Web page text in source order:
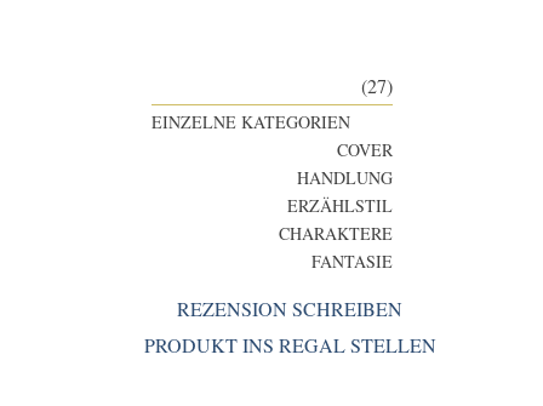
(27)
EINZELNE KATEGORIEN
COVER
HANDLUNG
ERZÄHLSTIL
CHARAKTERE
FANTASIE
REZENSION SCHREIBEN
PRODUKT INS REGAL STELLEN